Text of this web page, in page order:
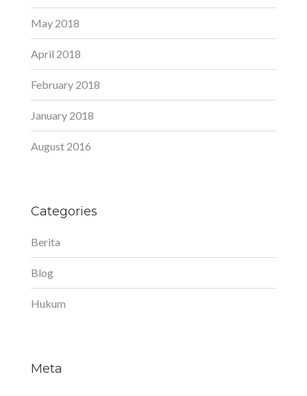
May 2018
April 2018
February 2018
January 2018
August 2016
Categories
Berita
Blog
Hukum
Meta